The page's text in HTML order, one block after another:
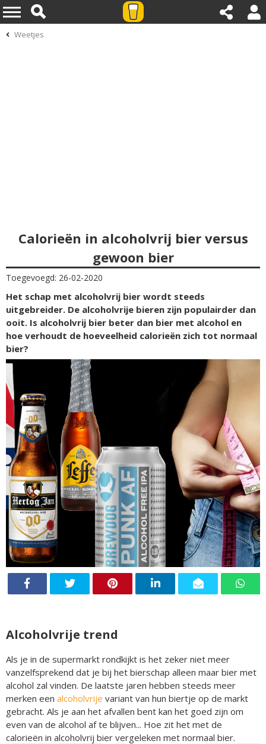
Weetjes
Calorieën in alcoholvrij bier versus
gewoon bier
Toegevoegd: 26-02-2020
Het schap met alcoholvrij bier wordt steeds
uitgebreider. De alcoholvrije bieren zijn populairder dan
ooit. Is alcoholvrij bier beter dan bier met alcohol en
hoe verhoudt de hoeveelheid calorieën zich tot normaal
bier?
Alcoholvrije trend
Als je in de supermarkt rondkijkt is het zeker niet meer
vanzelfsprekend dat je bij het bierschap alleen maar bier met
alcohol zal vinden. De laatste jaren hebben steeds meer
merken een alcoholvrije variant van hun biertje op de markt
gebracht. Als je aan het afvallen bent kan het goed zijn om
even van de alcohol af te blijven... Hoe zit het met de
calorieën in alcoholvrij bier vergeleken met normaal bier.